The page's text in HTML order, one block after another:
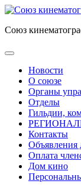
Союз
Новости
О союзе
Органы
Отделы
Гильдии,
Контакты
Объявления
Оплата
Дом кино